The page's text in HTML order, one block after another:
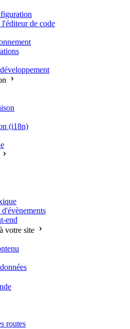
de code
(i18n)
end
votre site
routes